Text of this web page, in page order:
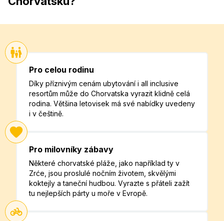
Pro celou rodinu
Díky příznivým cenám ubytování i all inclusive
resortům může do Chorvatska vyrazit klidně celá
rodina. Většina letovisek má své nabídky uvedeny
i v češtině.
Pro milovníky zábavy
Některé chorvatské pláže, jako například ty v
Zrće, jsou proslulé nočním životem, skvělými
koktejly a taneční hudbou. Vyrazte s přáteli zažít
tu nejlepších párty u moře v Evropě.